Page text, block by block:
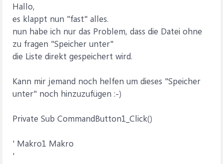
Hallo,
es klappt nun "fast" alles.
nun habe ich nur das Problem, dass die Datei ohne
zu fragen "Speicher unter"
die Liste direkt gespeichert wird.
Kann mir jemand noch helfen um dieses "Speicher
unter" noch hinzuzufügen :-)
Private Sub CommandButton1_Click()
' Makro1 Makro
'